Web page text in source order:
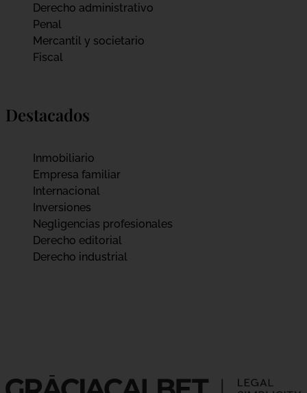
Derecho administrativo
Penal
Mercantil y societario
Fiscal
Destacados
Inmobiliario
Empresa familiar
Internacional
Inversiones
Negligencias profesionales
Derecho editorial
Derecho industrial